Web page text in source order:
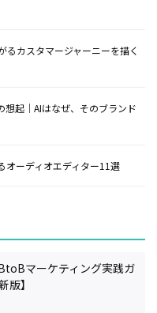
るカスタマージャーニーを描く
想起｜AIはなぜ、そのブランド
オーディオエディター11選
マーケティング実践ガ
版】